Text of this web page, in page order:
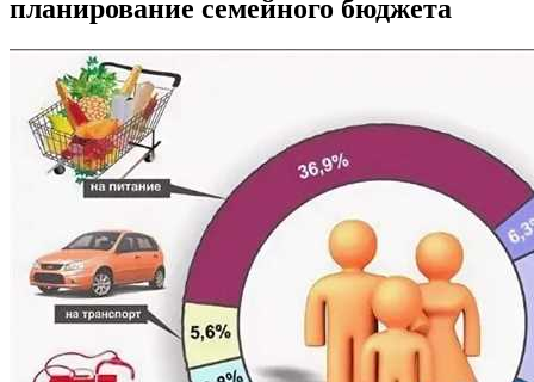
планирование семейного бюджета